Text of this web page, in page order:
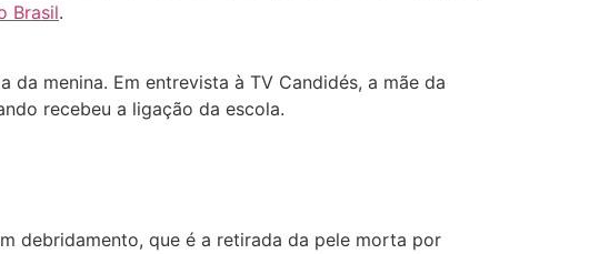
Brasil.
menina. Em entrevista à TV Candidés, a mãe da
recebeu a ligação da escola.
debridamento, que é a retirada da pele morta por